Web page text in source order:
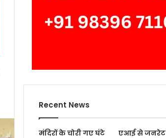
Recent News
मंदिरों के चोरी गए घंटे
एआई से जनरेट